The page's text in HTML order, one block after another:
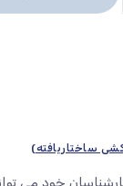
خود می